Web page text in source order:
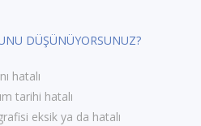
DÜŞÜNÜYORSUNUZ?
hatalı
tarihi hatalı
eksik ya da hatalı